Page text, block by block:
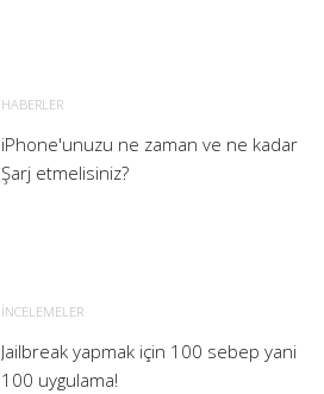
HABERLER
iPhone'unuzu ne zaman ve ne kadar
Şarj etmelisiniz?
İNCELEMELER
Jailbreak yapmak için 100 sebep yani
100 uygulama!